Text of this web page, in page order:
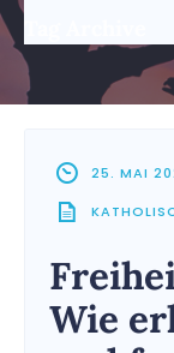
25. MAI
Wie